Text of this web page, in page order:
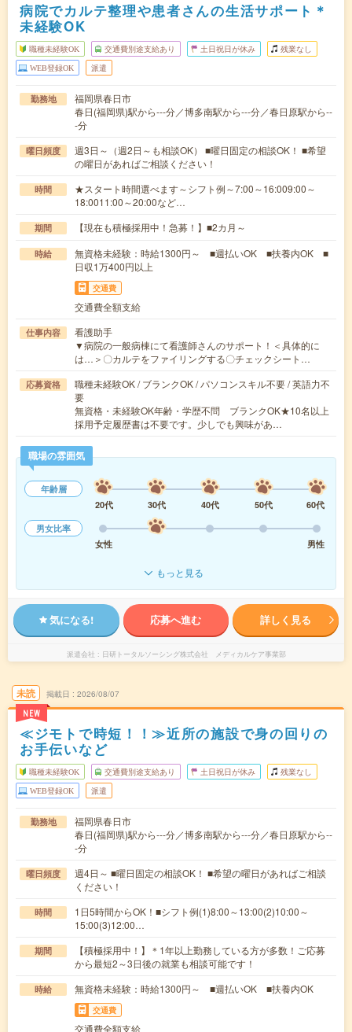
病院でカルテ整理や患者さんの生活サポート＊
未経験OK
職種未経験OK 交通費別途支給あり 土日祝日が休み 残業なし
WEB登録OK 派遣
勤務地
福岡県春日市
春日(福岡県)駅から---分／博多南駅から---分／春日原駅から--
-分
曜日頻度
週3日～（週2日～も相談OK） ■曜日固定の相談OK！ ■希望
の曜日があればご相談ください！
時間
★スタート時間選べます～シフト例～7:00～16:009:00～
18:0011:00～20:00など…
期間 【現在も積極採用中！急募！】■2カ月～
時給
無資格未経験：時給1300円～ ■週払いOK ■扶養内OK ■
日収1万400円以上
交通費
交通費全額支給
仕事内容
看護助手
▼病院の一般病棟にて看護師さんのサポート！＜具体的に
は…＞〇カルテをファイリングする〇チェックシート…
応募資格
職種未経験OK / ブランクOK / パソコンスキル不要 / 英語力不
要
無資格・未経験OK年齢・学歴不問 ブランクOK★10名以上
採用予定履歴書は不要です。少しでも興味があ…
職場の雰囲気
年齢層
20代
30代 40代 50代
60代
男女比率
女性
男性
もっと見る
気になる! 応募へ進む 詳しく見る
派遣会社 日研トータルソーシング株式会社 メディカルケア事業部
未読
NEW
掲載日 2026/08/07
≪ジモトで時短！！≫近所の施設で身の回りの
お手伝いなど
職種未経験OK 交通費別途支給あり 土日祝日が休み 残業なし
WEB登録OK 派遣
勤務地
福岡県春日市
春日(福岡県)駅から---分／博多南駅から---分／春日原駅から--
-分
曜日頻度
週4日～ ■曜日固定の相談OK！ ■希望の曜日があればご相談
ください！
時間
1日5時間からOK！■シフト例(1)8:00～13:00(2)10:00～
15:00(3)12:00…
期間
【積極採用中！】＊1年以上勤務している方が多数！ご応募
から最短2～3日後の就業も相談可能です！
時給 無資格未経験：時給1300円～ ■週払いOK ■扶養内OK
交通費
交通費全額支給